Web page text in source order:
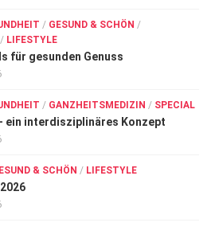
/ GESUND & SCHÖN /
/ LIFESTYLE
für gesunden Genuss
/ GANZHEITSMEDIZIN / SPECIAL
ein interdisziplinäres Konzept
& SCHÖN / LIFESTYLE